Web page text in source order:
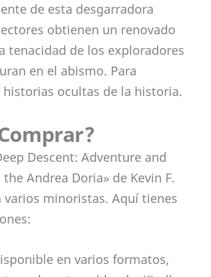
de esta desgarradora
obtienen un renovado
tenacidad de los exploradores
en el abismo. Para
historias ocultas de la historia.
Descent: Adventure and
Andrea Doria» de Kevin F.
varios minoristas. Aquí tienes
en varios formatos,